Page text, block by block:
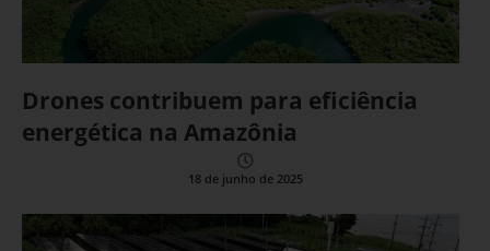
Drones contribuem para eficiência
energética na Amazônia
18 de junho de 2025